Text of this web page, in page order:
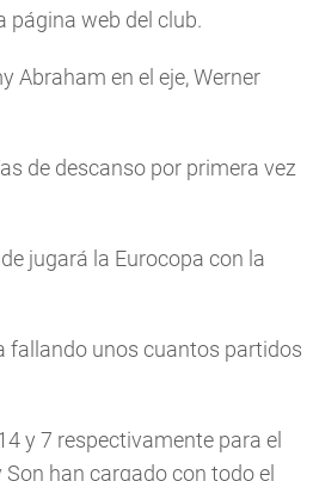
página web del club.
Abraham en el eje, Werner
de descanso por primera vez
jugará la Eurocopa con la
fallando unos cuantos partidos
y 7 respectivamente para el
han cargado con todo el